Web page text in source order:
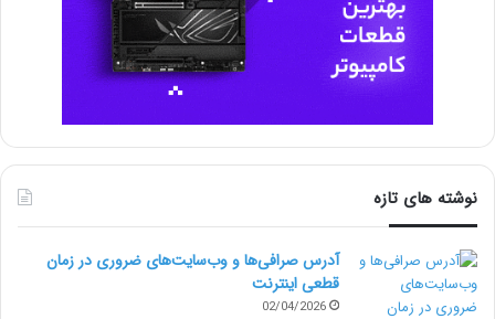
هستند. این برنامه‌ها در اصل وب سایت‌هایی هستند که
ازطریق مرورگر موبایل در پوستۀ برنامه‌های تلفن همراه
4. ویژگی‌های اصلی اپلیکیشن
آیا به این فکر کرده‌اید که اپلیکیشن شما قرار است چه
ویژگی‌هایی داشته باشد؟ هرچقدر که ویژگی‌های مورد نظر
شما پیچیده‌تر باشند، هزینه ساخت اپلیکیشن نیز افزایش
نوشته های تازه
آدرس صرافی‌ها و وب‌سایت‌های ضروری در زمان
قطعی اینترنت
02/04/2026